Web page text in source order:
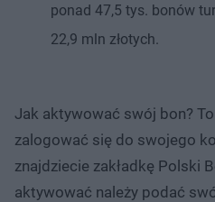
ponad 47,5 tys. bonów
22,9 mln złotych.
Jak aktywować swój bon?
zalogować się do swojego
znajdziecie zakładkę Polski
aktywować należy podać